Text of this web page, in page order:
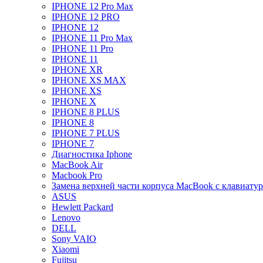
IPHONE 12 Pro Max
IPHONE 12 PRO
IPHONE 12
IPHONE 11 Pro Max
IPHONE 11 Pro
IPHONE 11
IPHONE XR
IPHONE XS MAX
IPHONE XS
IPHONE X
IPHONE 8 PLUS
IPHONE 8
IPHONE 7 PLUS
IPHONE 7
Диагностика Iphone
MacBook Air
Macbook Pro
Замена верхней части корпуса MacBook с
ASUS
Hewlett Packard
Lenovo
DELL
Sony VAIO
Xiaomi
Fujitsu